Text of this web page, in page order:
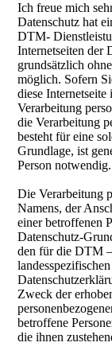
Ich freue mich
Datenschutz hat
DTM-
Internetseiten der
grundsätzlich
möglich. Sofern
diese
Verarbeitung
die Verarbeitung
besteht für eine
Grundlage, ist
Person notwendig.
Die Verarbeitung
Namens, der
einer betroffenen
Datenschutz-
den für die DTM
Zweck der
betroffene
die ihnen